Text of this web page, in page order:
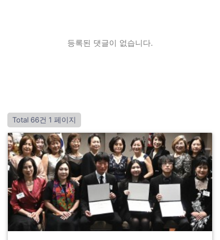
등록된 댓글이 없습니다.
Total 66건 1 페이지